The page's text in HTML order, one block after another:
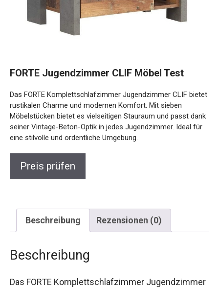
FORTE Jugendzimmer CLIF Möbel Test
Das FORTE Komplettschlafzimmer Jugendzimmer CLIF bietet
rustikalen Charme und modernen Komfort. Mit sieben
Möbelstücken bietet es vielseitigen Stauraum und passt dank
seiner Vintage-Beton-Optik in jedes Jugendzimmer. Ideal für
eine stilvolle und ordentliche Umgebung.
Preis prüfen
Beschreibung Rezensionen (0)
Beschreibung
Das FORTE Komplettschlafzimmer Jugendzimmer